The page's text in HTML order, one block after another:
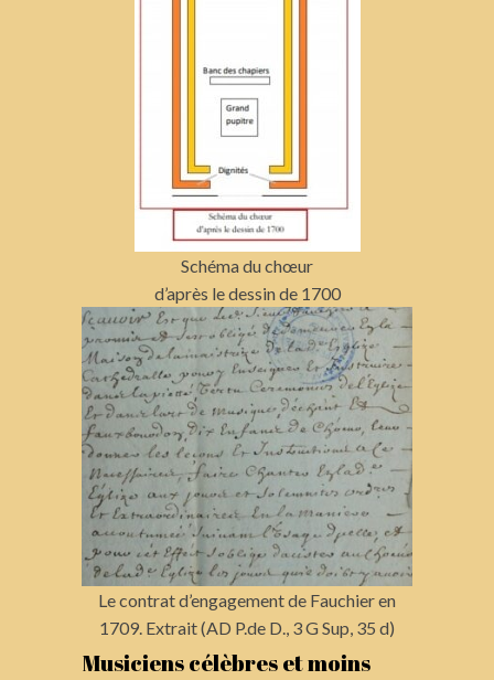
Schéma du chœur
d’après le dessin de 1700
Le contrat d’engagement de Fauchier en
1709. Extrait (AD P.de D., 3 G Sup, 35 d)
Musiciens célèbres et moins